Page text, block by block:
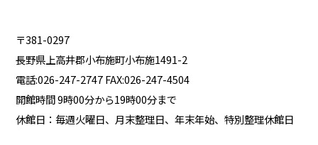
〒381-0297
長野県上高井郡小布施町小布施1491-2
電話:026-247-2747 FAX:026-247-4504
開館時間 9時00分から19時00分まで
休館日：毎週火曜日、月末整理日、年末年始、特別整理休館日